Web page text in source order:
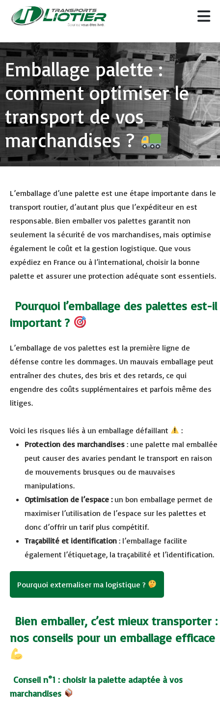
Emballage palette :
comment optimiser le
transport de vos
marchandises ?
L’emballage d’une palette est une étape importante dans le
transport routier, d’autant plus que l’expéditeur en est
responsable. Bien emballer vos palettes garantit non
seulement la sécurité de vos marchandises, mais optimise
également le coût et la gestion logistique. Que vous
expédiez en France ou à l’international, choisir la bonne
palette et assurer une protection adéquate sont essentiels.
Pourquoi l’emballage des palettes est-il
important ?
L’emballage de vos palettes est la première ligne de
défense contre les dommages. Un mauvais emballage peut
entraîner des chutes, des bris et des retards, ce qui
engendre des coûts supplémentaires et parfois même des
litiges.
Voici les risques liés à un emballage défaillant
:
Protection des marchandises : une palette mal emballée
peut causer des avaries pendant le transport en raison
de mouvements brusques ou de mauvaises
manipulations.
Optimisation de l’espace : un bon emballage permet de
maximiser l’utilisation de l’espace sur les palettes et
donc d’offrir un tarif plus compétitif.
Traçabilité et identification : l’emballage facilite
également l’étiquetage, la traçabilité et l’identification.
Pourquoi externaliser ma logistique ?
Bien emballer, c’est mieux transporter :
nos conseils pour un emballage efficace
Conseil n°1 : choisir la palette adaptée à vos
marchandises